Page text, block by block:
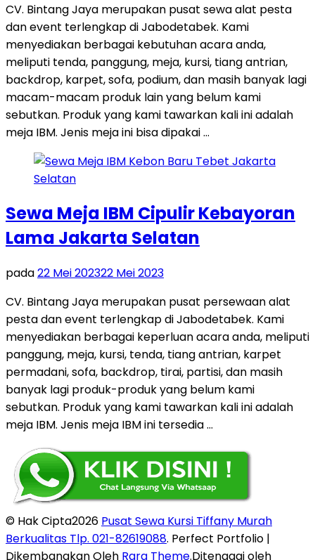
CV. Bintang Jaya merupakan pusat sewa alat pesta
dan event terlengkap di Jabodetabek. Kami
menyediakan berbagai kebutuhan acara anda,
meliputi tenda, panggung, meja, kursi, tiang antrian,
backdrop, karpet, sofa, podium, dan masih banyak lagi
macam-macam produk lain yang belum kami
sebutkan. Produk yang kami tawarkan kali ini adalah
meja IBM. Jenis meja ini bisa dipakai …
Sewa Meja IBM Cipulir Kebayoran
Lama Jakarta Selatan
pada22 Mei 202322 Mei 2023
CV. Bintang Jaya merupakan pusat persewaan alat
pesta dan event terlengkap di Jabodetabek. Kami
menyediakan berbagai keperluan acara anda, meliputi
panggung, meja, kursi, tenda, tiang antrian, karpet
permadani, sofa, backdrop, tirai, partisi, dan masih
banyak lagi produk-produk yang belum kami
sebutkan. Produk yang kami tawarkan kali ini adalah
meja IBM. Jenis meja IBM ini tersedia …
© Hak Cipta2026 Pusat Sewa Kursi Tiffany Murah
Berkualitas Tlp. 021-82619088. Perfect Portfolio |
Dikembangkan Oleh Rara Theme.Ditenagai oleh